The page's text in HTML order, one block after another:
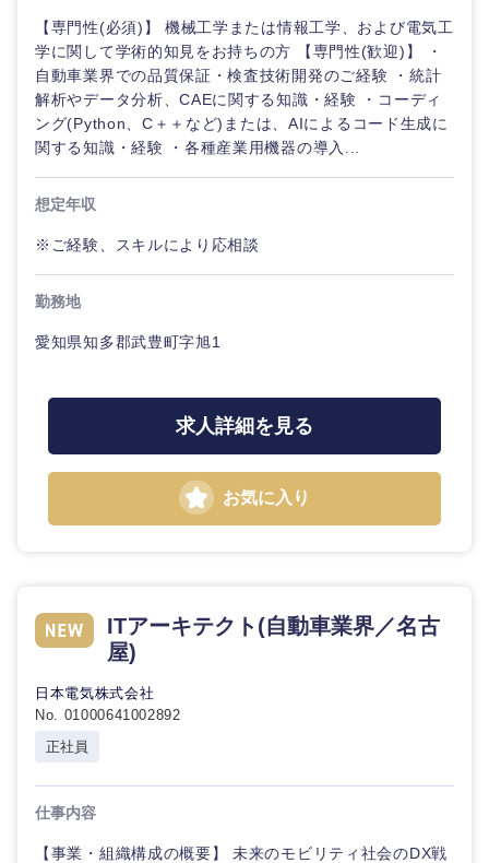
九州・沖縄
宮崎県
沖縄県
【専門性(必須)】 機械工学または情報工学、および電気工
学に関して学術的知見をお持ちの方 【専門性(歓迎)】 ・
自動車業界での品質保証・検査技術開発のご経験 ・統計
解析やデータ分析、CAEに関する知識・経験 ・コーディ
ング(Python、C＋＋など)または、AIによるコード生成に
関する知識・経験 ・各種産業用機器の導入...
想定年収
※ご経験、スキルにより応相談
勤務地
愛知県知多郡武豊町字旭1
求人詳細を見る
お気に入り
ITアーキテクト(自動車業界／名古
屋)
日本電気株式会社
No. 01000641002892
正社員
仕事内容
【事業・組織構成の概要】 未来のモビリティ社会のDX戦